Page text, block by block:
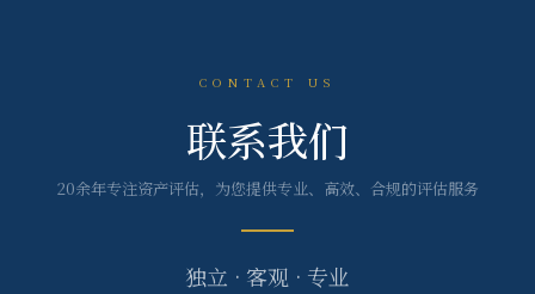
CONTACT US
联系我们
20余年专注资产评估，为您提供专业、高效、合规的评估服务
独立 · 客观 · 专业